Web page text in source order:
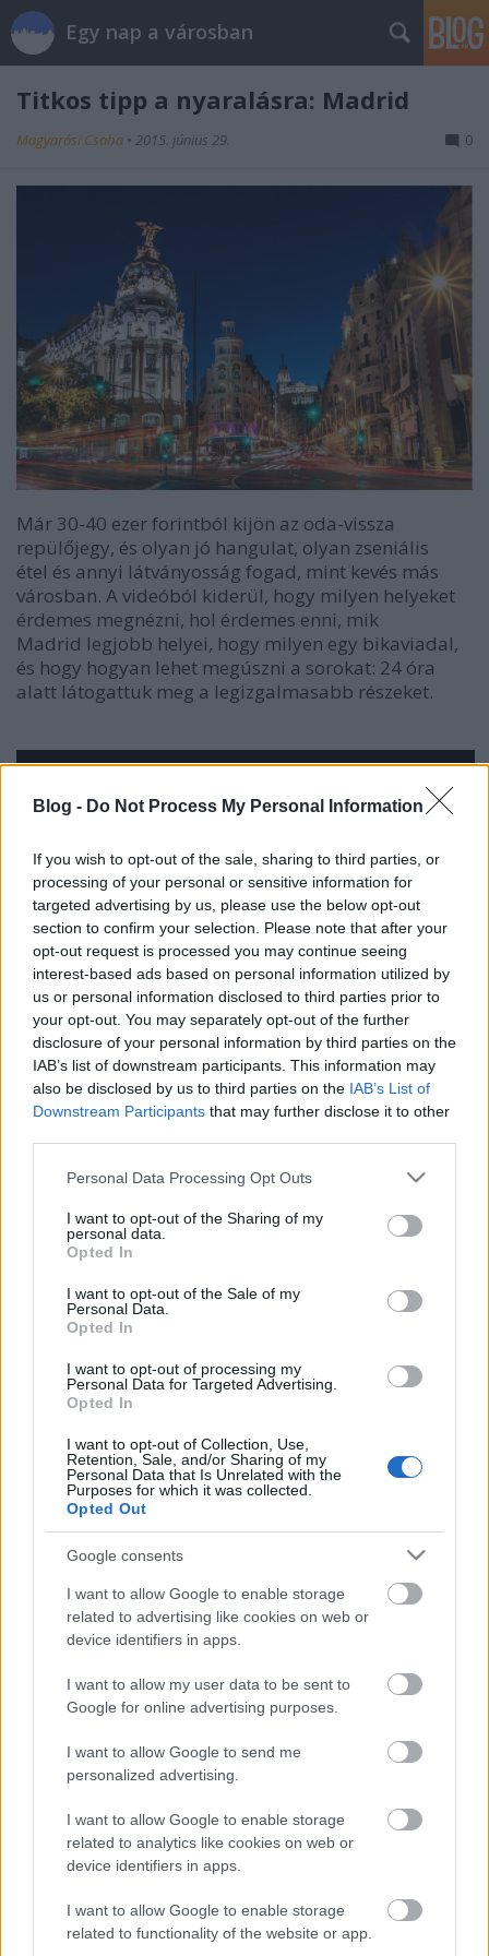
Blog - Do Not Process My Personal Information
If you wish to opt-out of the sale, sharing to third parties, or
processing of your personal or sensitive information for
targeted advertising by us, please use the below opt-out
section to confirm your selection. Please note that after your
opt-out request is processed you may continue seeing
interest-based ads based on personal information utilized by
us or personal information disclosed to third parties prior to
your opt-out. You may separately opt-out of the further
disclosure of your personal information by third parties on the
IAB’s list of downstream participants. This information may
also be disclosed by us to third parties on the IAB’s List of
Downstream Participants that may further disclose it to other
Please note that this website/app uses one or more Google
not limited to your visit or usage behaviour. You may click to
grant or deny consent to Google and its third-party tags to
use your data for below specified purposes in below Google
consent section.
Personal Data Processing Opt Outs
I want to opt-out of the Sharing of my
personal data.
Opted In
I want to opt-out of the Sale of my
Personal Data.
Opted In
I want to opt-out of processing my
Personal Data for Targeted Advertising.
Opted In
I want to opt-out of Collection, Use,
Retention, Sale, and/or Sharing of my
Personal Data that Is Unrelated with the
Purposes for which it was collected.
Opted Out
Google consents
I want to allow Google to enable storage
related to advertising like cookies on web or
device identifiers in apps.
I want to allow my user data to be sent to
Google for online advertising purposes.
I want to allow Google to send me
personalized advertising.
I want to allow Google to enable storage
related to analytics like cookies on web or
device identifiers in apps.
I want to allow Google to enable storage
related to functionality of the website or app.
Egy nap a városban
Titkos tipp a nyaralásra: Madrid
Magyarósi Csaba • 2015. június 29. 0
Már 30-40 ezer forintból kijön az oda-vissza
repülőjegy, és olyan jó hangulat, olyan zseniális
étel és annyi látványosság fogad, mint kevés más
városban. A videóból kiderül, hogy milyen helyeket
érdemes megnézni, hol érdemes enni, mik
Madrid legjobb helyei, hogy milyen egy bikaviadal,
és hogy hogyan lehet megúszni a sorokat: 24 óra
alatt látogattuk meg a legizgalmasabb részeket.
A Youtube-csatornánkraitt lehet feliratkozni. Jövő
héten új rész: London. Előző héten volt:Párizs